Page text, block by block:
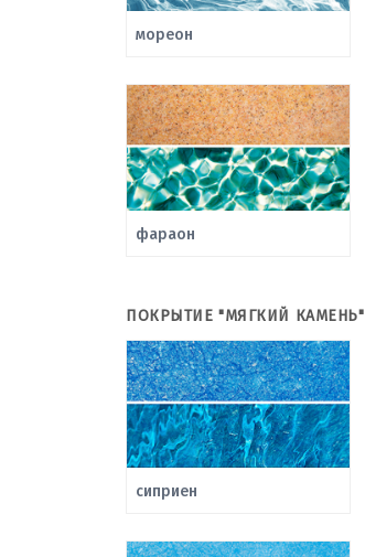
мореон
фараон
ПОКРЫТИЕ "МЯГКИЙ КАМЕНЬ"
сиприен